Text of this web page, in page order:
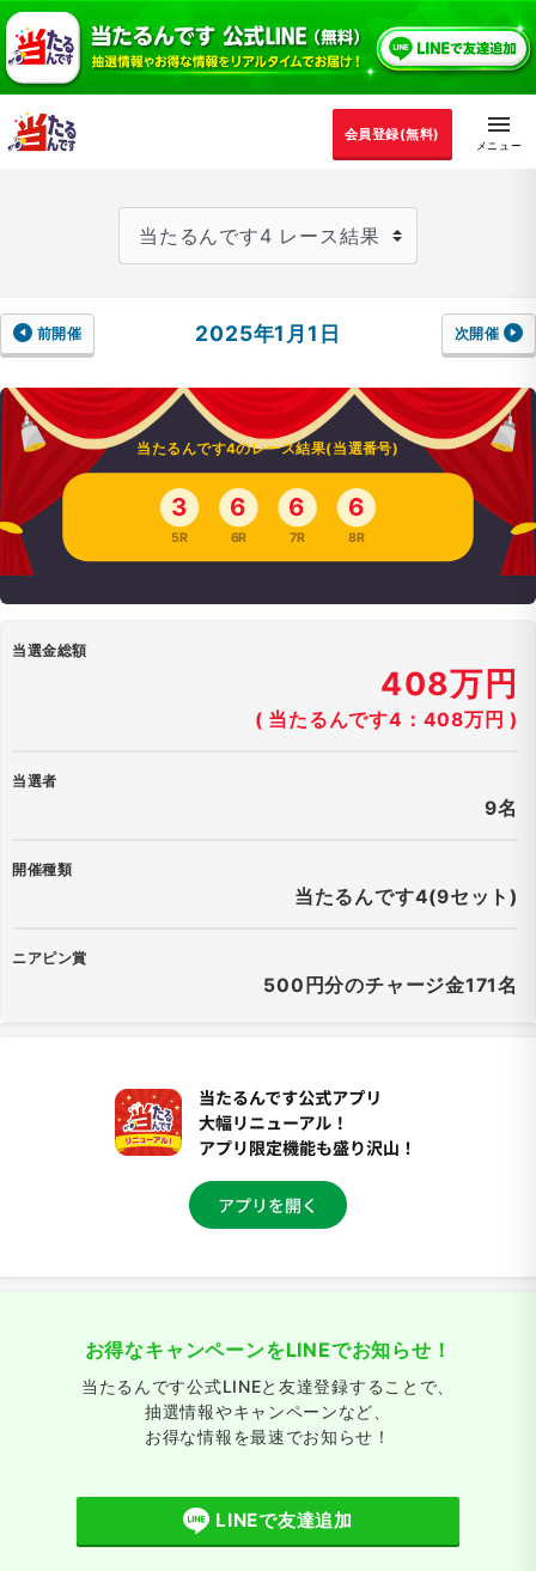
会員登録(無料)
前開催 2025年1月1日 次開催
当たるんです4のレース結果(当選番号)
3
5R
6
6R
6
7R
6
8R
当選金総額
408万円
( 当たるんです4：408万円 )
当選者
9名
開催種類
当たるんです4(9セット)
ニアピン賞
500円分のチャージ金171名
お得なキャンペーンをLINEでお知らせ！
当たるんです公式LINEと友達登録することで、
抽選情報やキャンペーンなど、
お得な情報を最速でお知らせ！
LINEで友達追加